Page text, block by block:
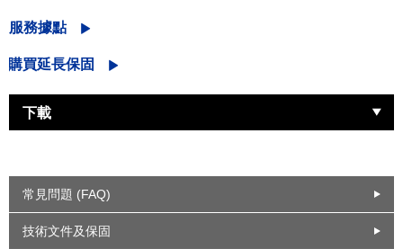
服務據點
購買延長保固
下載
常見問題 (FAQ)
技術文件及保固